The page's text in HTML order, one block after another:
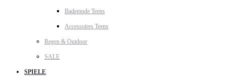
Bademode Teens
Accessoires Teens
Regen & Outdoor
SALE
SPIELE